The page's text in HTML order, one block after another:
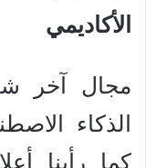
الأكاديمي
مجال آخر
الذكاء
كما رأينا